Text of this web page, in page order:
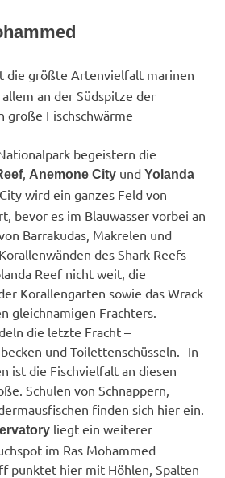
die größte Artenvielfalt marinen
an der Südspitze der
große Fischschwärme
begeistern die
, Anemone City und Yolanda
wird ein ganzes Feld von
bevor es im Blauwasser vorbei an
Barrakudas, Makrelen und
des Shark Reefs
Reef nicht weit, die
Korallengarten sowie das Wrack
gleichnamigen Frachters.
die letzte Fracht –
und Toilettenschüsseln. In
ist die Fischvielfalt an diesen
Schulen von Schnappern,
finden sich hier ein.
liegt ein weiterer
im Ras Mohammed
punktet hier mit Höhlen, Spalten